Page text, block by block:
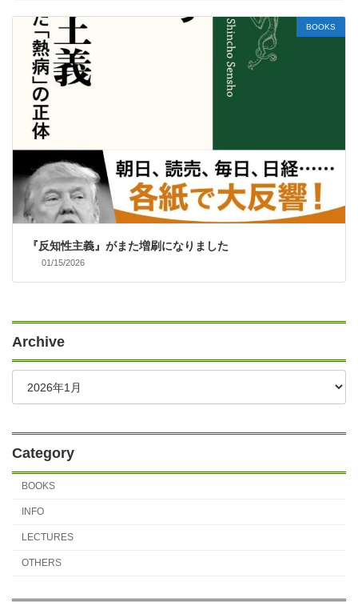
BOOKS
『反知性主義』がまた増刷になりました
01/15/2026
Archive
Category
BOOKS
INFO
LECTURES
OTHERS